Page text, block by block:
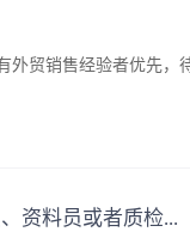
外贸销售经验者优先，
资料员或者质检...